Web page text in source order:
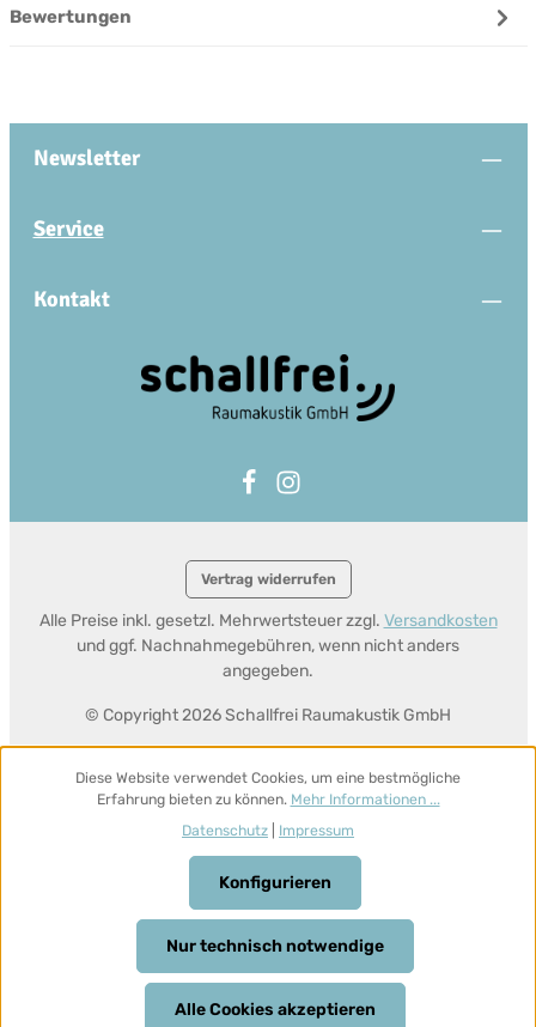
Bewertungen
Newsletter
Service
Kontakt
Vertrag widerrufen
© Copyright 2026 Schallfrei Raumakustik GmbH
Alle Preise inkl. gesetzl. Mehrwertsteuer zzgl. Versandkosten
und ggf. Nachnahmegebühren, wenn nicht anders
angegeben.
Diese Website verwendet Cookies, um eine bestmögliche
Erfahrung bieten zu können. Mehr Informationen ...
Datenschutz
Impressum
Nur technisch notwendige
Konfigurieren
Alle Cookies akzeptieren